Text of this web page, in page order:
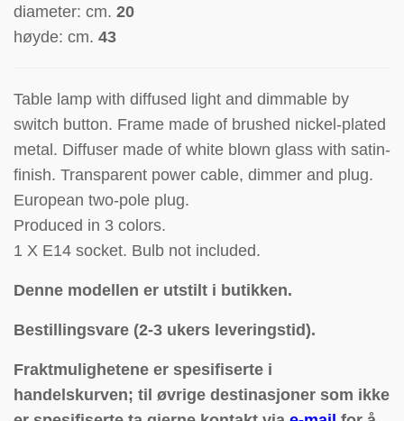
diameter: cm. 20
høyde: cm. 43
Table lamp with diffused light and dimmable by
switch button. Frame made of brushed nickel-plated
metal. Diffuser made of white blown glass with satin-
finish. Transparent power cable, dimmer and plug.
European two-pole plug.
Produced in 3 colors.
1 X E14 socket. Bulb not included.
Denne modellen er utstilt i butikken.
Bestillingsvare (2-3 ukers leveringstid).
Fraktmulighetene er spesifiserte i
handelskurven; til øvrige destinasjoner som ikke